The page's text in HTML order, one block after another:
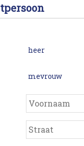
heer
mevrouw